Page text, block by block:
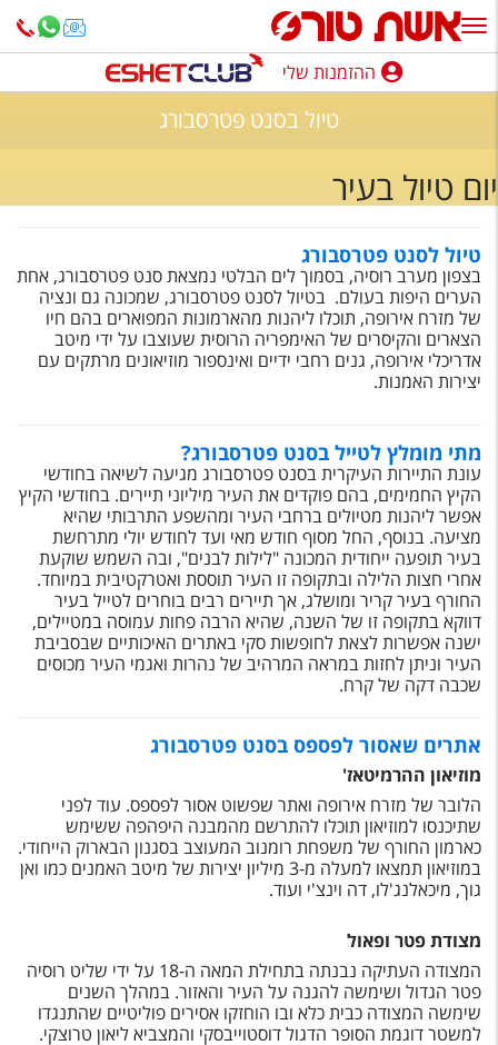
ההזמנות שלי
חופשה לפי סגנון
טיולים מאורגנים
סגנונות טיול
חבילות נופש
חבילות בריאות וספא
טיסות לחו"ל
מלונות בחו"ל
Русский
קרוז
מגזין אשת
שירות לקוחות
טופס צור קשר
תקנון
נגישות
עקבו אחרינו
ההזמנות שלי
טיול בסנט פטרסבורג
יום טיול בעיר
טיול לסנט פטרסבורג
בצפון מערב רוסיה, בסמוך לים הבלטי נמצאת סנט פטרסבורג, אחת
הערים היפות בעולם. בטיול לסנט פטרסבורג, שמכונה גם ונציה
של מזרח אירופה, תוכלו ליהנות מהארמונות המפוארים בהם חיו
הצארים והקיסרים של האימפריה הרוסית שעוצבו על ידי מיטב
אדריכלי אירופה, גנים רחבי ידיים ואינספור מוזיאונים מרתקים עם
יצירות האמנות.
מתי מומלץ לטייל בסנט פטרסבורג?
עונת התיירות העיקרית בסנט פטרסבורג מגיעה לשיאה בחודשי
הקיץ החמימים, בהם פוקדים את העיר מיליוני תיירים. בחודשי הקיץ
אפשר ליהנות מטיולים ברחבי העיר ומהשפע התרבותי שהיא
מציעה. בנוסף, החל מסוף חודש מאי ועד לחודש יולי מתרחשת
בעיר תופעה ייחודית המכונה "לילות לבנים", ובה השמש שוקעת
אחרי חצות הלילה ובתקופה זו העיר תוססת ואטרקטיבית במיוחד.
החורף בעיר קריר ומושלג, אך תיירים רבים בוחרים לטייל בעיר
דווקא בתקופה זו של השנה, שהיא הרבה פחות עמוסה במטיילים,
ישנה אפשרות לצאת לחופשות סקי באתרים האיכותיים שבסביבת
העיר וניתן לחזות במראה המרהיב של נהרות ואגמי העיר מכוסים
שכבה דקה של קרח.
אתרים שאסור לפספס בסנט פטרסבורג
מוזיאון ההרמיטאז'
הלובר של מזרח אירופה ואתר שפשוט אסור לפספס. עוד לפני
שתיכנסו למוזיאון תוכלו להתרשם מהמבנה היפהפה ששימש
כארמון החורף של משפחת רומנוב המעוצב בסגנון הבארוק הייחודי.
במוזיאון תמצאו למעלה מ-3 מיליון יצירות של מיטב האמנים כמו ואן
גוך, מיכאלנג'לו, דה וינצ'י ועוד.
מצודת פטר ופאול
המצודה העתיקה נבנתה בתחילת המאה ה-18 על ידי שליט רוסיה
פטר הגדול ושימשה להגנה על העיר והאזור. במהלך השנים
שימשה המצודה כבית כלא ובו הוחזקו אסירים פוליטיים שהתנגדו
למשטר דוגמת הסופר הדגול דוסטוייבסקי והמצביא ליאון טרוצקי.